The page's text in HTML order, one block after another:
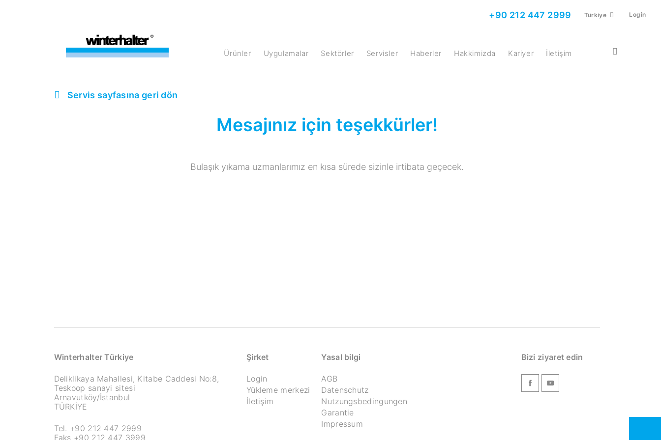
+90 212 447 2999 Türkiye Login
Ürünler Uygulamalar Sektörler Servisler Haberler Hakkimizda Kariyer İletişim
Servis sayfasına geri dön
Mesajınız için teşekkürler!
Bulaşık yıkama uzmanlarımız en kısa sürede sizinle irtibata geçecek.
Winterhalter Türkiye
Deliklikaya Mahallesi, Kitabe Caddesi No:8,
Teskoop sanayi sitesi
Arnavutköy/İstanbul
TÜRKİYE
Tel. +90 212 447 2999
Faks +90 212 447 3999
Şirket
Login
Yükleme merkezi
İletişim
Yasal bilgi
AGB
Datenschutz
Nutzungsbedingungen
Garantie
Impressum
Bizi ziyaret edin